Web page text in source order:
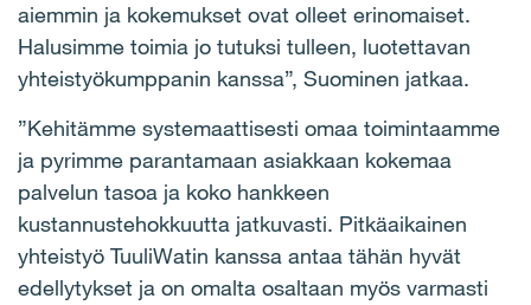
aiemmin ja kokemukset ovat olleet erinomaiset.
Halusimme toimia jo tutuksi tulleen, luotettavan
yhteistyökumppanin kanssa”, Suominen jatkaa.
”Kehitämme systemaattisesti omaa toimintaamme
ja pyrimme parantamaan asiakkaan kokemaa
palvelun tasoa ja koko hankkeen
kustannustehokkuutta jatkuvasti. Pitkäaikainen
yhteistyö TuuliWatin kanssa antaa tähän hyvät
edellytykset ja on omalta osaltaan myös varmasti